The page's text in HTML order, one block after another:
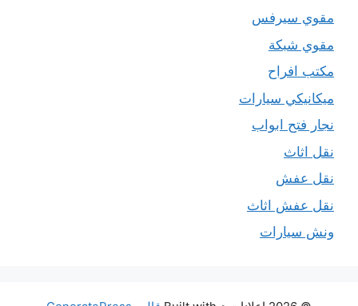
مقوي سيرفس
مقوي شبكة
مكتب افراح
ميكانيكي سيارات
نجار فتح ابواب
نقل اثاث
نقل عفش
نقل عفش اثاث
ونش سيارات